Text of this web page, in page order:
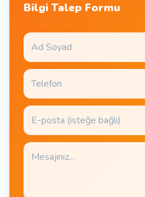
Bilgi Talep Formu